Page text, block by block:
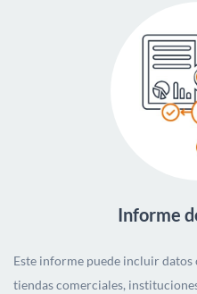
Informe
Este informe puede incluir datos
tiendas comerciales,